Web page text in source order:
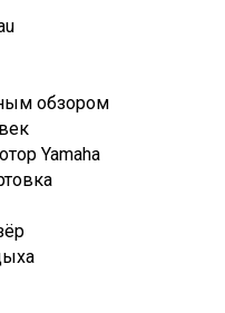
обзором
Yamaha